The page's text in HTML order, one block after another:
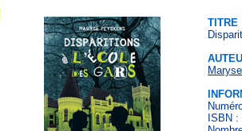
TITRE
ISBN :